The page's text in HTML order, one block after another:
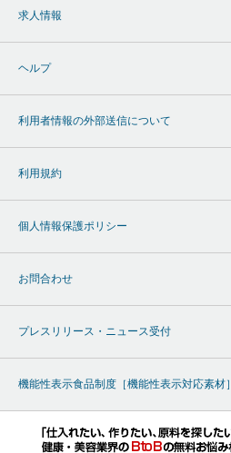
求人情報
ヘルプ
利用者情報の外部送信について
利用規約
個人情報保護ポリシー
お問合わせ
プレスリリース・ニュース受付
機能性表示食品制度［機能性表示対応素材］